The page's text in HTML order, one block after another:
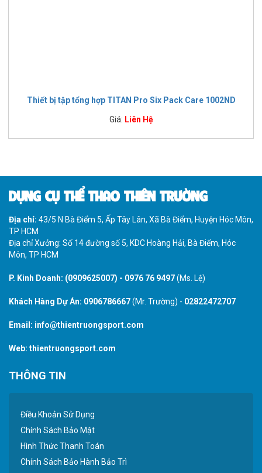
Thiết bị tập tổng hợp TITAN Pro Six Pack Care 1002ND
Giá: Liên Hệ
DỤNG CỤ THỂ THAO THIÊN TRƯỜNG
Địa chỉ: 43/5 N Bà Điểm 5, Ấp Tây Lân, Xã Bà Điểm, Huyện Hóc Môn,
TP HCM
Địa chỉ Xưởng: Số 14 đường số 5, KDC Hoàng Hải, Bà Điểm, Hóc
Môn, TP HCM
P. Kinh Doanh: (0909625007) - 0976 76 9497(Ms. Lệ)
Khách Hàng Dự Án: 0906786667(Mr. Trường) - 02822472707
Email: info@thientruongsport.com
Web: thientruongsport.com
THÔNG TIN
Điều Khoản Sử Dụng
Chính Sách Bảo Mật
Hình Thức Thanh Toán
Chính Sách Bảo Hành Bảo Trì